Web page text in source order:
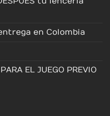
en Colombia
EL JUEGO PREVIO